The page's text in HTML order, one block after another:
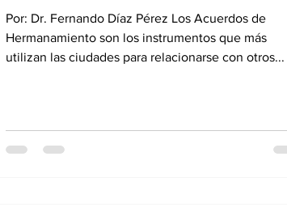
Por: Dr. Fernando Díaz Pérez Los Acuerdos de
Hermanamiento son los instrumentos que más
utilizan las ciudades para relacionarse con otros...